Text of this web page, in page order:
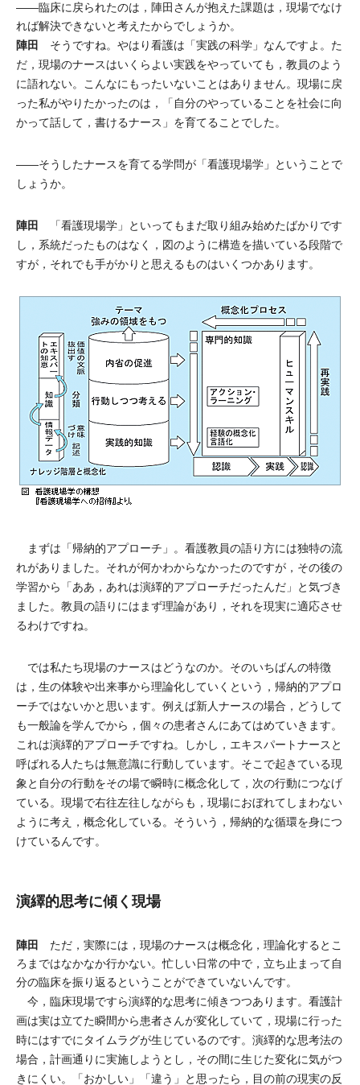
――臨床に戻られたのは，陣田さんが抱えた課題は，現場でなけ
れば解決できないと考えたからでしょうか。
陣田 そうですね。やはり看護は「実践の科学」なんですよ。た
だ，現場のナースはいくらよい実践をやっていても，教員のよう
に語れない。こんなにもったいないことはありません。現場に戻
った私がやりたかったのは，「自分のやっていることを社会に向
かって話して，書けるナース」を育てることでした。
――そうしたナースを育てる学問が「看護現場学」ということで
しょうか。
陣田 「看護現場学」といってもまだ取り組み始めたばかりです
し，系統だったものはなく，図のように構造を描いている段階で
すが，それでも手がかりと思えるものはいくつかあります。
まずは「帰納的アプローチ」。看護教員の語り方には独特の流
れがありました。それが何かわからなかったのですが，その後の
学習から「ああ，あれは演繹的アプローチだったんだ」と気づき
ました。教員の語りにはまず理論があり，それを現実に適応させ
るわけですね。
では私たち現場のナースはどうなのか。そのいちばんの特徴
は，生の体験や出来事から理論化していくという，帰納的アプロ
ーチではないかと思います。例えば新人ナースの場合，どうして
も一般論を学んでから，個々の患者さんにあてはめていきます。
これは演繹的アプローチですね。しかし，エキスパートナースと
呼ばれる人たちは無意識に行動しています。そこで起きている現
象と自分の行動をその場で瞬時に概念化して，次の行動につなげ
ている。現場で右往左往しながらも，現場におぼれてしまわない
ように考え，概念化している。そういう，帰納的な循環を身につ
けているんです。
演繹的思考に傾く現場
陣田 ただ，実際には，現場のナースは概念化，理論化するとこ
ろまではなかなか行かない。忙しい日常の中で，立ち止まって自
分の臨床を振り返るということができていないんです。
今，臨床現場ですら演繹的な思考に傾きつつあります。看護計
画は実は立てた瞬間から患者さんが変化していて，現場に行った
時にはすでにタイムラグが生じているのです。演繹的な思考法の
場合，計画通りに実施しようとし，その間に生じた変化に気がつ
きにくい。「おかしい」「違う」と思ったら，目の前の現実の反